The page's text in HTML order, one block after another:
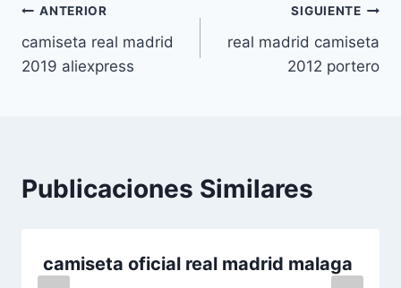
Navegación
de
ANTERIOR
camiseta real madrid
2019 aliexpress
SIGUIENTE
real madrid camiseta
2012 portero
Publicaciones Similares
camiseta oficial real madrid malaga